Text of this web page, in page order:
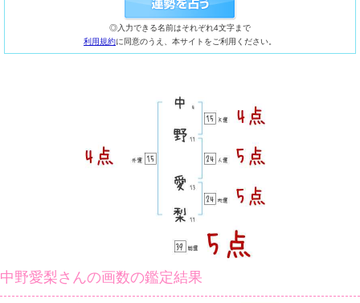
◎入力できる名前はそれぞれ4文字まで
利用規約に同意のうえ、本サイトをご利用ください。
中野愛梨さんの画数の鑑定結果